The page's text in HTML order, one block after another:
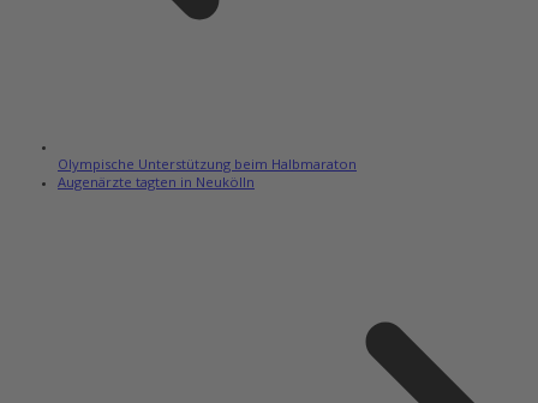
Olympische Unterstützung beim Halbmaraton
Augenärzte tagten in Neukölln